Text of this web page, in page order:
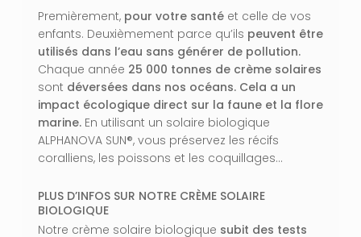
Premièrement, pour votre santéet celle de vos
enfants. Deuxièmement parce qu’ils peuvent être
utilisés dans l’eau sans générer de pollution.
Chaque année 25 000 tonnes de crème solaires
sont déversées dans nos océans. Cela a un
impact écologique direct sur la faune et la flore
marine. En utilisant un solaire biologique
ALPHANOVA SUN®, vous préservez les récifs
coralliens, les poissons et les coquillages…
PLUS D’INFOS SUR NOTRE CRÈME SOLAIRE
BIOLOGIQUE
Notre crème solaire biologique subit des tests